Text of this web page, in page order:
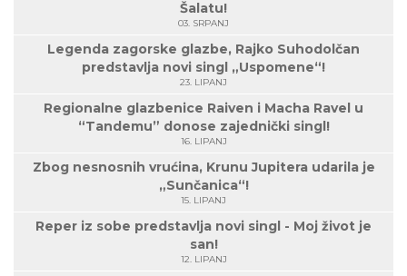
Šalatu!
03. SRPANJ
Legenda zagorske glazbe, Rajko Suhodolčan
predstavlja novi singl „Uspomene“!
23. LIPANJ
Regionalne glazbenice Raiven i Macha Ravel u
“Tandemu” donose zajednički singl!
16. LIPANJ
Zbog nesnosnih vrućina, Krunu Jupitera udarila je
„Sunčanica“!
15. LIPANJ
Reper iz sobe predstavlja novi singl - Moj život je
san!
12. LIPANJ